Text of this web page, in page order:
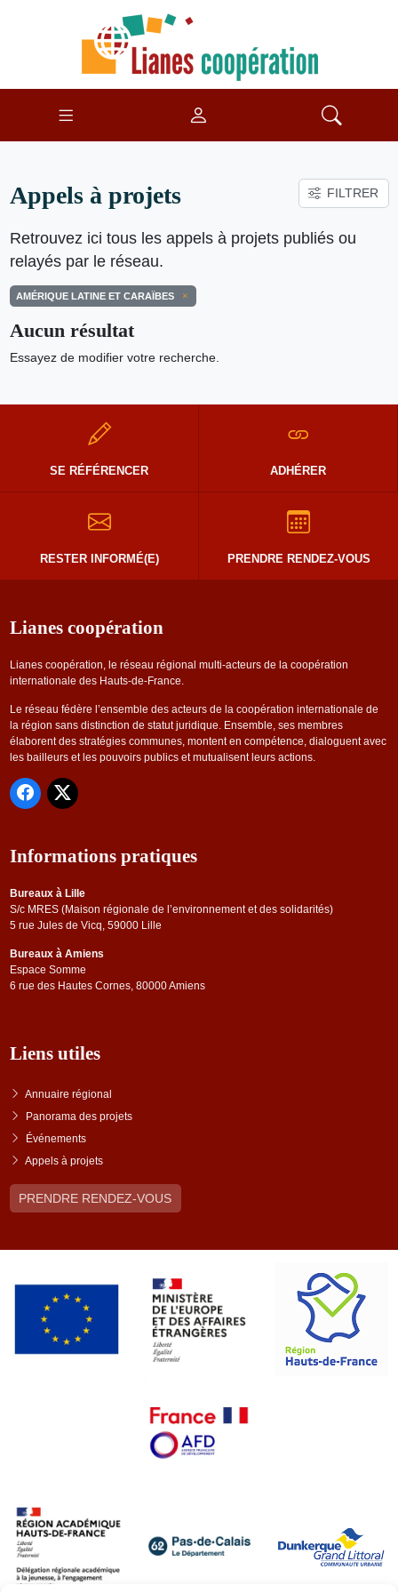
Appels à projets FILTRER
Retrouvez ici tous les appels à projets publiés ou
relayés par le réseau.
AMÉRIQUE LATINE ET CARAÏBES
Aucun résultat
Essayez de modifier votre recherche.
SE RÉFÉRENCER ADHÉRER
RESTER INFORMÉ(E) PRENDRE RENDEZ-VOUS
Lianes coopération
Lianes coopération, le réseau régional multi-acteurs de la coopération
internationale des Hauts-de-France.
Le réseau fédère l’ensemble des acteurs de la coopération internationale de
la région sans distinction de statut juridique. Ensemble, ses membres
élaborent des stratégies communes, montent en compétence, dialoguent avec
les bailleurs et les pouvoirs publics et mutualisent leurs actions.
Informations pratiques
Bureaux à Lille
S/c MRES (Maison régionale de l’environnement et des solidarités)
5 rue Jules de Vicq, 59000 Lille
Bureaux à Amiens
Espace Somme
6 rue des Hautes Cornes, 80000 Amiens
Liens utiles
Annuaire régional
Panorama des projets
Événements
Appels à projets
PRENDRE RENDEZ-VOUS